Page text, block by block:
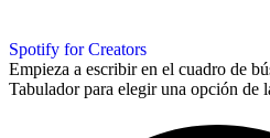
Spotify for Creators
Empieza a escribir en el cuadro de
Tabulador para elegir una opción de